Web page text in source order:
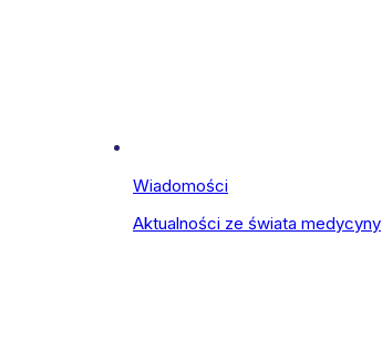
Wiadomości
Aktualności ze świata medycyny